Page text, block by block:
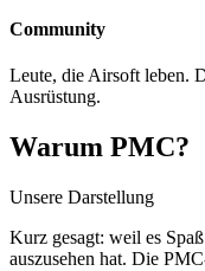
Community
Leute, die Airsoft leben.
Ausrüstung.
Warum PMC?
Unsere Darstellung
Kurz gesagt: weil es
auszusehen hat. Die